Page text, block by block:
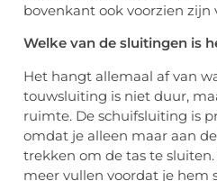
bovenkant ook voorzien zijn
Welke van de sluitingen is
Het hangt allemaal af van
touwsluiting is niet duur,
ruimte. De schuifsluiting is
omdat je alleen maar aan
trekken om de tas te
meer vullen voordat je hem